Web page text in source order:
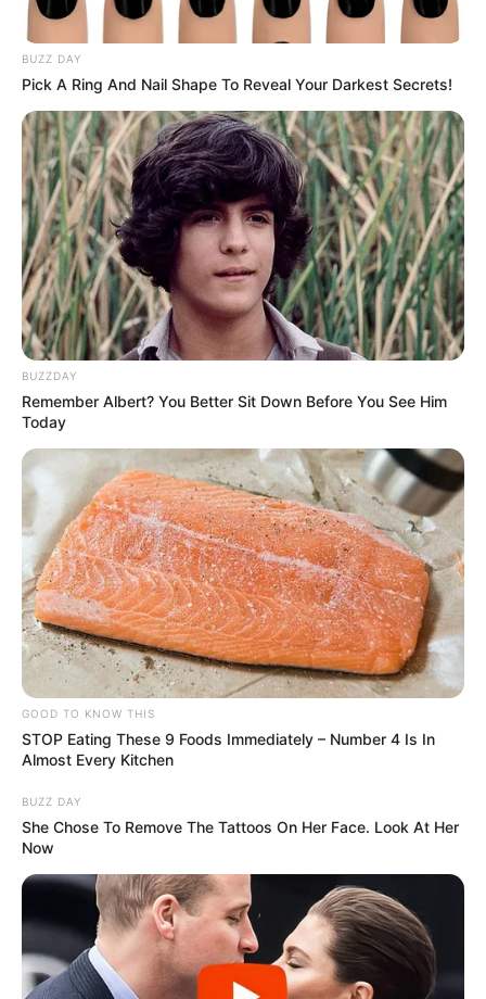
TAGS
BUZZ DAY
Pick A Ring And Nail Shape To Reveal Your Darkest Secrets!
BUZZDAY
Remember Albert? You Better Sit Down Before You See Him
Today
GOOD TO KNOW THIS
STOP Eating These 9 Foods Immediately – Number 4 Is In
Almost Every Kitchen
BUZZ DAY
She Chose To Remove The Tattoos On Her Face. Look At Her
Now